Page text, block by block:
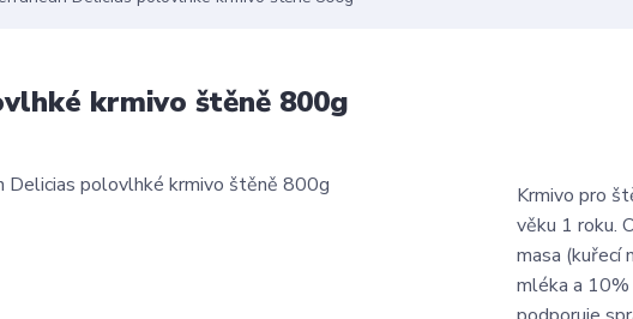
krmivo štěně 800g
Krmivo pro
věku 1 roku.
masa (kuřecí
mléka a